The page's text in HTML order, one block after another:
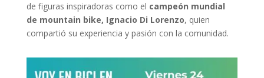
de figuras inspiradoras como el campeón mundial
de mountain bike, Ignacio Di Lorenzo, quien
compartió su experiencia y pasión con la comunidad.